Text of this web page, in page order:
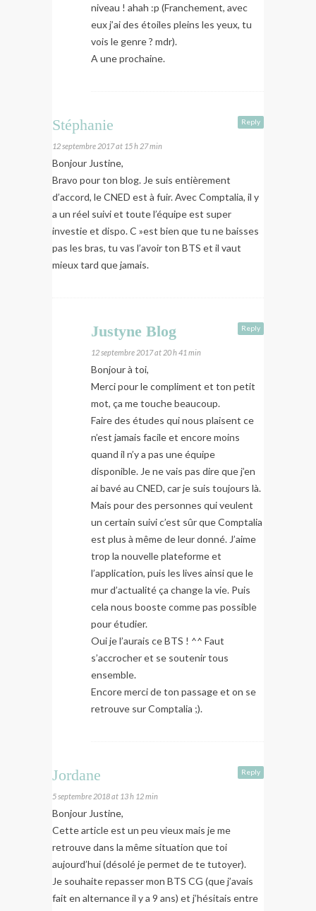
niveau ! ahah :p (Franchement, avec
eux j’ai des étoiles pleins les yeux, tu
vois le genre ? mdr).
A une prochaine.
Reply
Stéphanie
12 septembre 2017 at 15 h 27 min
Bonjour Justine,
Bravo pour ton blog. Je suis entièrement
d’accord, le CNED est à fuir. Avec Comptalia, il y
a un réel suivi et toute l’équipe est super
investie et dispo. C »est bien que tu ne baisses
pas les bras, tu vas l’avoir ton BTS et il vaut
mieux tard que jamais.
Reply
Justyne Blog
12 septembre 2017 at 20 h 41 min
Bonjour à toi,
Merci pour le compliment et ton petit
mot, ça me touche beaucoup.
Faire des études qui nous plaisent ce
n’est jamais facile et encore moins
quand il n’y a pas une équipe
disponible. Je ne vais pas dire que j’en
ai bavé au CNED, car je suis toujours là.
Mais pour des personnes qui veulent
un certain suivi c’est sûr que Comptalia
est plus à même de leur donné. J’aime
trop la nouvelle plateforme et
l’application, puis les lives ainsi que le
mur d’actualité ça change la vie. Puis
cela nous booste comme pas possible
pour étudier.
Oui je l’aurais ce BTS ! ^^ Faut
s’accrocher et se soutenir tous
ensemble.
Encore merci de ton passage et on se
retrouve sur Comptalia ;).
Reply
Jordane
5 septembre 2018 at 13 h 12 min
Bonjour Justine,
Cette article est un peu vieux mais je me
retrouve dans la même situation que toi
aujourd’hui (désolé je permet de te tutoyer).
Je souhaite repasser mon BTS CG (que j’avais
fait en alternance il y a 9 ans) et j’hésitais entre